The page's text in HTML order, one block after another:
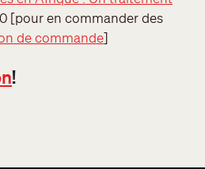
[pour en commander des
de commande]
!